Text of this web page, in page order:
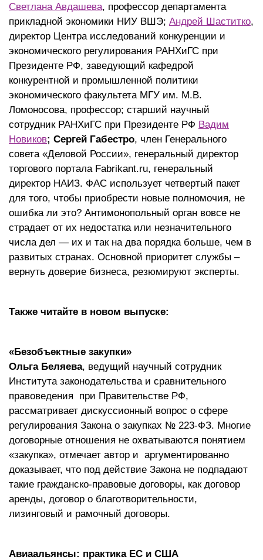
Светлана Авдашева, профессор департамента
прикладной экономики НИУ ВШЭ; Андрей Шаститко,
директор Центра исследований конкуренции и
экономического регулирования РАНХиГС при
Президенте РФ, заведующий кафедрой
конкурентной и промышленной политики
экономического факультета МГУ им. М.В.
Ломоносова, профессор; старший научный
сотрудник РАНХиГС при Президенте РФ Вадим
Новиков; Сергей Габестро, член Генерального
совета «Деловой России», генеральный директор
торгового портала Fabrikant.ru, генеральный
директор НАИЗ. ФАС использует четвертый пакет
для того, чтобы приобрести новые полномочия, не
ошибка ли это? Антимонопольный орган вовсе не
страдает от их недостатка или незначительного
числа дел — их и так на два порядка больше, чем в
развитых странах. Основной приоритет службы –
вернуть доверие бизнеса, резюмируют эксперты.
Также читайте в новом выпуске:
«Безобъектные закупки»
Ольга Беляева, ведущий научный сотрудник
Института законодательства и сравнительного
правоведения
при Правительстве РФ,
рассматривает дискуссионный вопрос о сфере
регулирования Закона о закупках № 223-ФЗ. Многие
договорные отношения не охватываются понятием
«закупка», отмечает автор и аргументированно
доказывает, что под действие Закона не подпадают
такие гражданско-правовые договоры, как договор
аренды, договор о благотворительности,
лизинговый и рамочный договоры.
Авиаальянсы: практика ЕС и США